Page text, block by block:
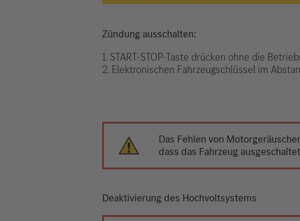
Zündung ausschalten:
1. START-STOP-Taste drücken ohne die
2. Elektronischen Fahrzeugschlüssel im
Das Fehlen von
dass das Fahrzeug
Deaktivierung des Hochvoltsystems